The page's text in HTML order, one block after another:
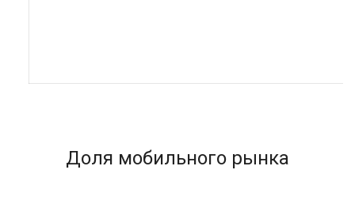
Доля мобильного рынка